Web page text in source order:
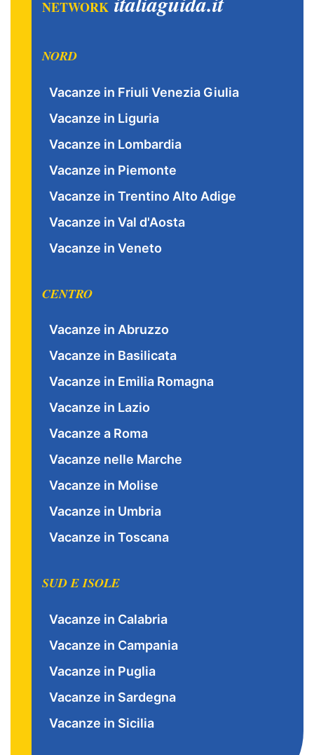
NETWORK
NORD
Vacanze in Friuli Venezia Giulia
Vacanze in Liguria
Vacanze in Lombardia
Vacanze in Piemonte
Vacanze in Trentino Alto Adige
Vacanze in Val d'Aosta
Vacanze in Veneto
CENTRO
Vacanze in Abruzzo
Vacanze in Basilicata
Vacanze in Emilia Romagna
Vacanze in Lazio
Vacanze a Roma
Vacanze nelle Marche
Vacanze in Molise
Vacanze in Umbria
Vacanze in Toscana
SUD E ISOLE
Vacanze in Calabria
Vacanze in Campania
Vacanze in Puglia
Vacanze in Sardegna
Vacanze in Sicilia